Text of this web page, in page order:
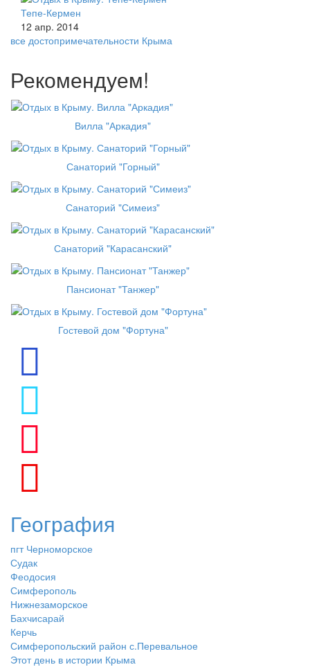
Тепе-Кермен
12 апр. 2014
все достопримечательности Крыма
Рекомендуем!
Вилла "Аркадия"
Санаторий "Горный"
Санаторий "Симеиз"
Санаторий "Карасанский"
Пансионат "Танжер"
Гостевой дом "Фортуна"
География
пгт Черноморское
Судак
Феодосия
Симферополь
Нижнезаморское
Бахчисарай
Керчь
Симферопольский район с.Перевальное
Этот день в истории Крыма